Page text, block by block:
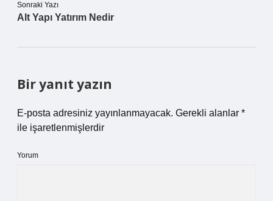
Sonraki Yazı
Alt Yapı Yatırım Nedir
Bir yanıt yazın
E-posta adresiniz yayınlanmayacak. Gerekli alanlar *
ile işaretlenmişlerdir
Yorum